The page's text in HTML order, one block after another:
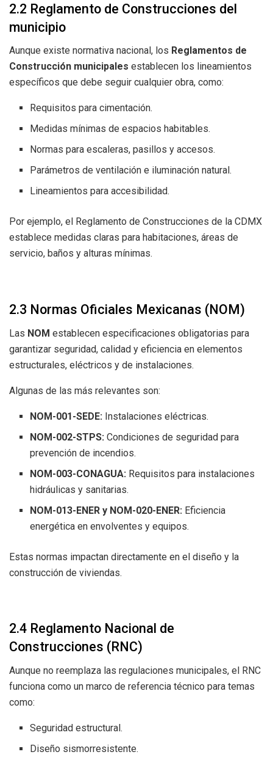
2.2 Reglamento de Construcciones del
municipio
Aunque existe normativa nacional, los Reglamentos de
Construcción municipales establecen los lineamientos
específicos que debe seguir cualquier obra, como:
Requisitos para cimentación.
Medidas mínimas de espacios habitables.
Normas para escaleras, pasillos y accesos.
Parámetros de ventilación e iluminación natural.
Lineamientos para accesibilidad.
Por ejemplo, el Reglamento de Construcciones de la CDMX
establece medidas claras para habitaciones, áreas de
servicio, baños y alturas mínimas.
2.3 Normas Oficiales Mexicanas (NOM)
Las NOM establecen especificaciones obligatorias para
garantizar seguridad, calidad y eficiencia en elementos
estructurales, eléctricos y de instalaciones.
Algunas de las más relevantes son:
NOM-001-SEDE: Instalaciones eléctricas.
NOM-002-STPS: Condiciones de seguridad para
prevención de incendios.
NOM-003-CONAGUA: Requisitos para instalaciones
hidráulicas y sanitarias.
NOM-013-ENER y NOM-020-ENER: Eficiencia
energética en envolventes y equipos.
Estas normas impactan directamente en el diseño y la
construcción de viviendas.
2.4 Reglamento Nacional de
Construcciones (RNC)
Aunque no reemplaza las regulaciones municipales, el RNC
funciona como un marco de referencia técnico para temas
como:
Seguridad estructural.
Diseño sismorresistente.